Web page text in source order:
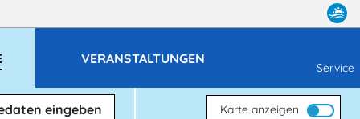
VERANSTALTUNGEN
Service
eingeben Karte anzeigen